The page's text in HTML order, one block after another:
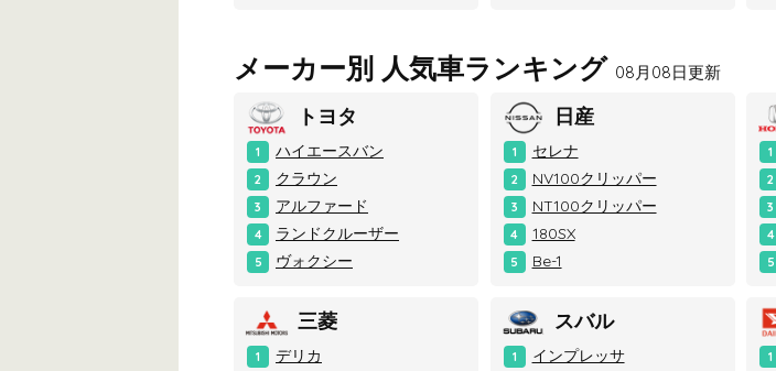
メーカー別 人気車ランキング 08月08日更新
トヨタ
1 ハイエースバン
2 クラウン
3 アルファード
4 ランドクルーザー
5 ヴォクシー
日産
1 セレナ
2 NV100クリッパー
3 NT100クリッパー
4 180SX
5 Be-1
1
2
3
4
5
三菱
1 デリカ
スバル
1 インプレッサ 1